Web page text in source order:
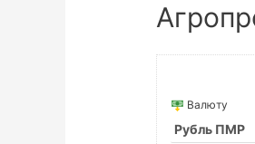
Валюту